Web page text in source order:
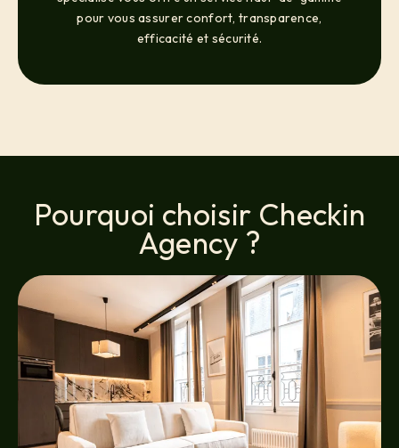
pour vous assurer confort, transparence,
efficacité et sécurité.
Pourquoi choisir Checkin
Agency ?